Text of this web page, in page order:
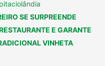
SE SURPREENDE
E GARANTE
VINHETA